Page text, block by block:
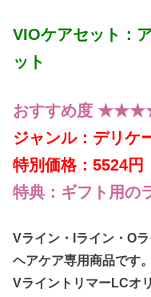
VIOケアセット：
ット
おすすめ度
ジャンル：デリケ
特別価格：5524円
特典：ギフト用の
Vライン・Iライン・O
ヘアケア専用商品です。
VライントリマーLCオ